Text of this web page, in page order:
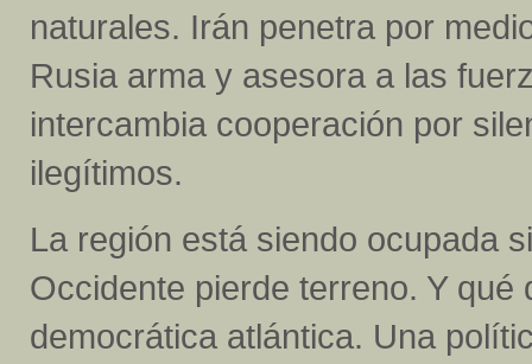
naturales. Irán penetra por
Rusia arma y asesora a las
intercambia cooperación por
ilegítimos.
La región está siendo ocupada
Occidente pierde terreno. Y
democrática atlántica. Una